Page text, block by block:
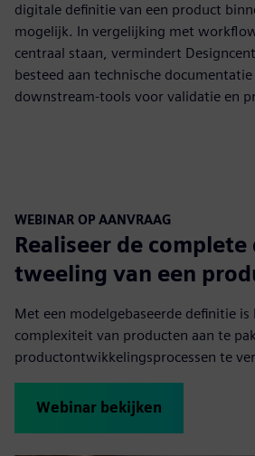
digitale definitie van een product
mogelijk. In vergelijking met
centraal staan, vermindert
besteed aan technische
downstream-tools voor validatie en
WEBINAR OP AANVRAAG
Realiseer de
tweeling van een
Met een modelgebaseerde definitie
complexiteit van producten aan te
productontwikkelingsprocessen te
Webinar bekijken